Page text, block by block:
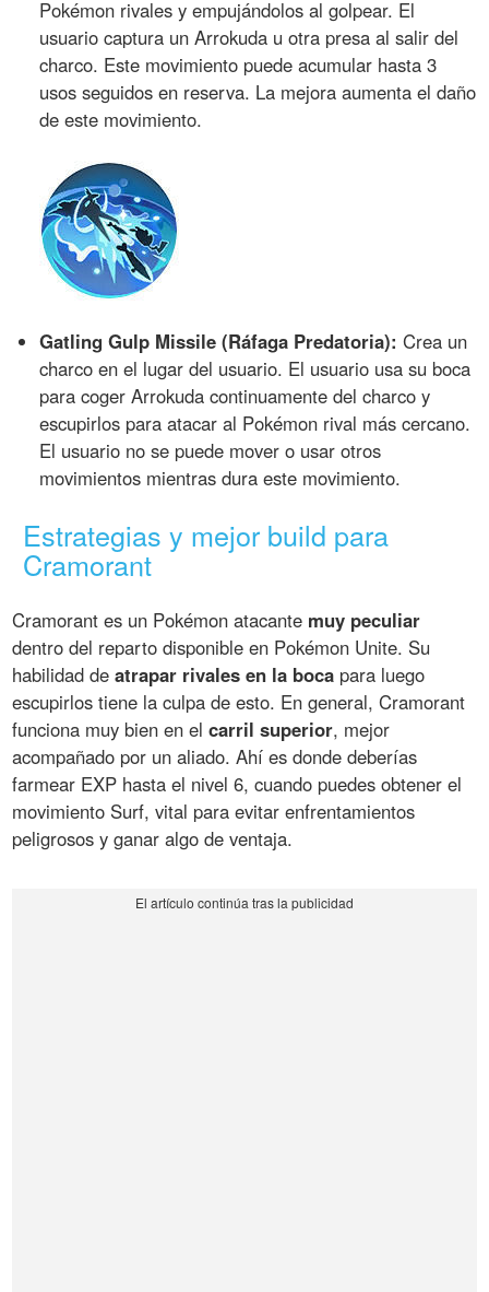
Pokémon rivales y empujándolos al golpear. El
usuario captura un Arrokuda u otra presa al salir del
charco. Este movimiento puede acumular hasta 3
usos seguidos en reserva. La mejora aumenta el daño
de este movimiento.
Gatling Gulp Missile (Ráfaga Predatoria): Crea un
charco en el lugar del usuario. El usuario usa su boca
para coger Arrokuda continuamente del charco y
escupirlos para atacar al Pokémon rival más cercano.
El usuario no se puede mover o usar otros
movimientos mientras dura este movimiento.
Estrategias y mejor build para
Cramorant
Cramorant es un Pokémon atacante muy peculiar
dentro del reparto disponible en Pokémon Unite. Su
habilidad deatrapar rivales en la boca para luego
escupirlos tiene la culpa de esto. En general, Cramorant
funciona muy bien en elcarril superior, mejor
acompañado por un aliado. Ahí es donde deberías
farmear EXP hasta el nivel 6, cuando puedes obtener el
movimiento Surf, vital para evitar enfrentamientos
peligrosos y ganar algo de ventaja.